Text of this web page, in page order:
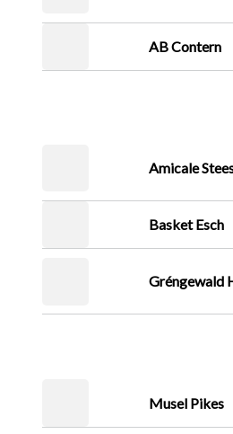
AB Contern
Amicale
Basket Esch
Gréngewald
Musel Pikes